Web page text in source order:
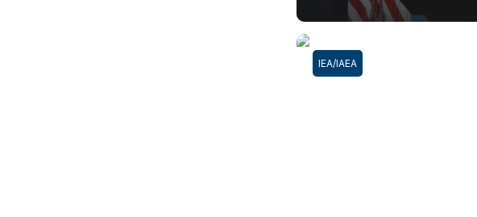
ΙΕΑ/ΙΑΕΑ